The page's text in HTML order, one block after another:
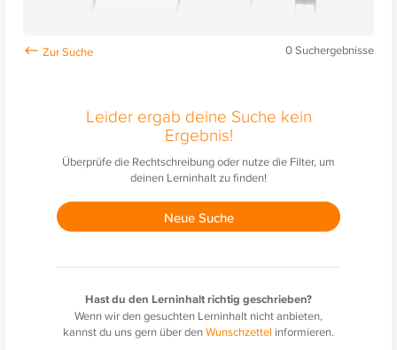
0Suchergebnisse
Leider ergab deine Suche kein
Ergebnis!
Überprüfe die Rechtschreibung oder nutze die Filter, um
deinen Lerninhalt zu finden!
Neue Suche
Hast du den Lerninhalt richtig geschrieben?
Wenn wir den gesuchten Lerninhalt nicht anbieten,
kannst du uns gern über denWunschzettel informieren.